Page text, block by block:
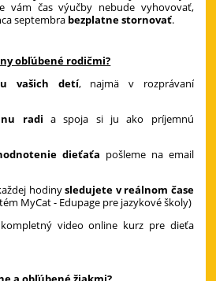
vám čas výučby nebude vyhovovať,
septembra bezplatne stornovať.
obľúbené rodičmi?
vašich detí, najmä v rozprávaní
radi a spoja si ju ako príjemnú
dieťaťa pošleme na email
hodinysledujete v reálnom čase
MyCat - Edupage pre jazykové školy)
kompletný video online kurz pre dieťa